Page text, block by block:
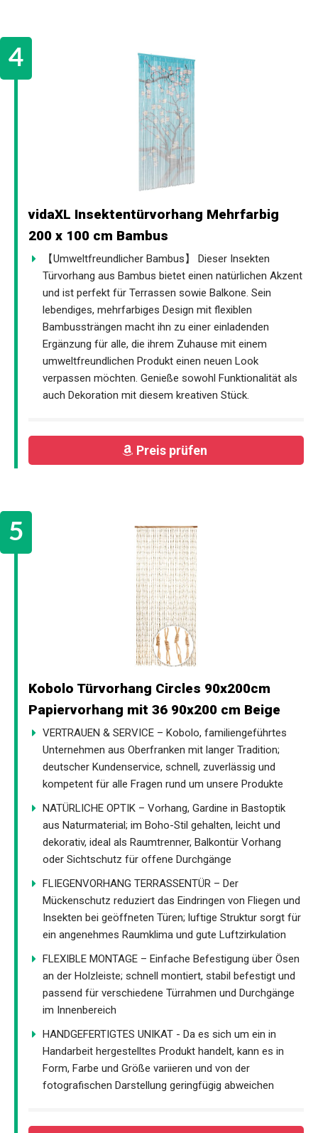
vidaXL Insektentürvorhang Mehrfarbig
200 x 100 cm Bambus
【Umweltfreundlicher Bambus】 Dieser Insekten
Türvorhang aus Bambus bietet einen natürlichen Akzent
und ist perfekt für Terrassen sowie Balkone. Sein
lebendiges, mehrfarbiges Design mit flexiblen
Bambussträngen macht ihn zu einer einladenden
Ergänzung für alle, die ihrem Zuhause mit einem
umweltfreundlichen Produkt einen neuen Look
verpassen möchten. Genieße sowohl Funktionalität als
auch Dekoration mit diesem kreativen Stück.
Preis prüfen
Kobolo Türvorhang Circles 90x200cm
Papiervorhang mit 36 90x200 cm Beige
VERTRAUEN & SERVICE – Kobolo, familiengeführtes
Unternehmen aus Oberfranken mit langer Tradition;
deutscher Kundenservice, schnell, zuverlässig und
kompetent für alle Fragen rund um unsere Produkte
NATÜRLICHE OPTIK – Vorhang, Gardine in Bastoptik
aus Naturmaterial; im Boho-Stil gehalten, leicht und
dekorativ, ideal als Raumtrenner, Balkontür Vorhang
oder Sichtschutz für offene Durchgänge
FLIEGENVORHANG TERRASSENTÜR – Der
Mückenschutz reduziert das Eindringen von Fliegen und
Insekten bei geöffneten Türen; luftige Struktur sorgt für
ein angenehmes Raumklima und gute Luftzirkulation
FLEXIBLE MONTAGE – Einfache Befestigung über Ösen
an der Holzleiste; schnell montiert, stabil befestigt und
passend für verschiedene Türrahmen und Durchgänge
im Innenbereich
HANDGEFERTIGTES UNIKAT - Da es sich um ein in
Handarbeit hergestelltes Produkt handelt, kann es in
Form, Farbe und Größe variieren und von der
fotografischen Darstellung geringfügig abweichen